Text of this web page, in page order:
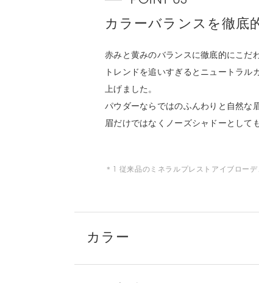
カラーバランスを徹底
赤みと黄みのバランスに徹底的にこだ
トレンドを追いすぎるとニュートラ
上げました。
パウダーならではのふんわりと自然な
眉だけではなくノーズシャドーとして
＊1 従来品のミネラルプレストアイブロー
カラー